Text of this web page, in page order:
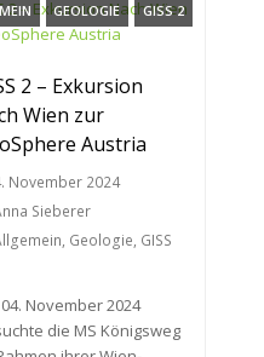
GEOLOGIE GISS 2
2 – Exkursion
Wien zur
Austria
November 2024
Sieberer
, Geologie, GISS
November 2024
die MS Königsweg